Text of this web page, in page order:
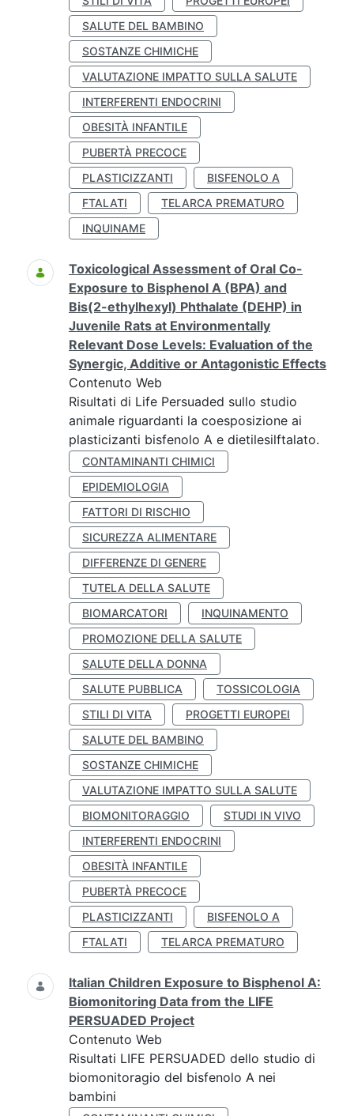
SALUTE DEL BAMBINO
SOSTANZE CHIMICHE
VALUTAZIONE IMPATTO SULLA SALUTE
INTERFERENTI ENDOCRINI
OBESITÀ INFANTILE
PUBERTÀ PRECOCE
PLASTICIZZANTI
BISFENOLO A
FTALATI
TELARCA PREMATURO
INQUINAME
Toxicological Assessment of Oral Co-
Exposure to Bisphenol A (BPA) and
Bis(2-ethylhexyl) Phthalate (DEHP) in
Juvenile Rats at Environmentally
Relevant Dose Levels: Evaluation of the
Synergic, Additive or Antagonistic Effects
Contenuto Web
Risultati di Life Persuaded sullo studio
animale riguardanti la coesposizione ai
plasticizanti bisfenolo A e dietilesilftalato.
CONTAMINANTI CHIMICI
EPIDEMIOLOGIA
FATTORI DI RISCHIO
SICUREZZA ALIMENTARE
DIFFERENZE DI GENERE
TUTELA DELLA SALUTE
BIOMARCATORI
INQUINAMENTO
PROMOZIONE DELLA SALUTE
SALUTE DELLA DONNA
SALUTE PUBBLICA
TOSSICOLOGIA
STILI DI VITA
PROGETTI EUROPEI
SALUTE DEL BAMBINO
SOSTANZE CHIMICHE
VALUTAZIONE IMPATTO SULLA SALUTE
BIOMONITORAGGIO
STUDI IN VIVO
INTERFERENTI ENDOCRINI
OBESITÀ INFANTILE
PUBERTÀ PRECOCE
PLASTICIZZANTI
BISFENOLO A
FTALATI
TELARCA PREMATURO
Italian Children Exposure to Bisphenol A:
Biomonitoring Data from the LIFE
PERSUADED Project
Contenuto Web
Risultati LIFE PERSUADED dello studio di
biomonitoragio del bisfenolo A nei
bambini